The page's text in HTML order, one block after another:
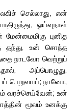
செல்லாது, என்
ஓய்வுநாள்
மேன்மைமிகு புனித
தந்து, உன் சொந்த
நாடவோ வெற்றுப்
அப்பொழுது,
பெறுவாய்; நானோ,
வரச்செய்வேன்; உன்
மூலம் உனக்கு